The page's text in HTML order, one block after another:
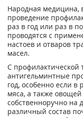
Народная медицина,
проведение
раз в год или раз в
проводятся с
настоев и отваров
масел.
С профилактической
антигельминтные
год, особенно если
мяса, а также
собственноручно на
различный состав